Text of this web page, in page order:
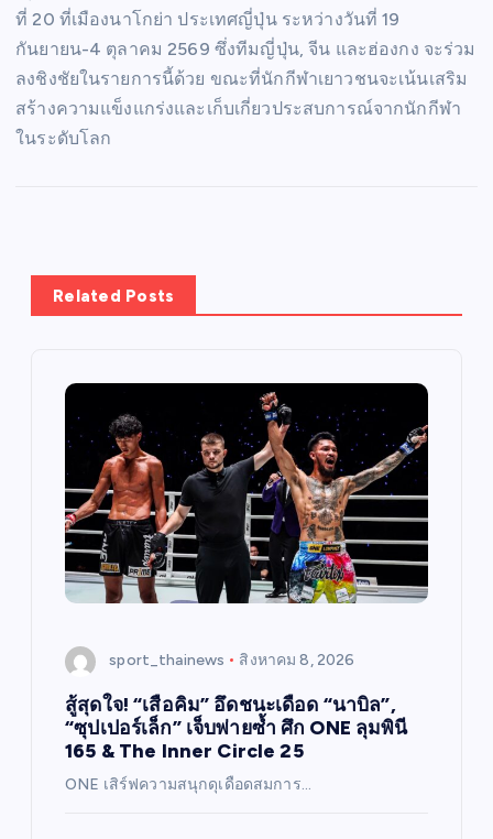
ที่ 20 ที่เมืองนาโกย่า ประเทศญี่ปุ่น ระหว่างวันที่ 19
กันยายน-4 ตุลาคม 2569 ซึ่งทีมญี่ปุ่น, จีน และฮ่องกง จะร่วม
ลงชิงชัยในรายการนี้ด้วย ขณะที่นักกีฬาเยาวชนจะเน้นเสริม
สร้างความแข็งแกร่งและเก็บเกี่ยวประสบการณ์จากนักกีฬา
ในระดับโลก
Related Posts
sport_thainews สิงหาคม 8, 2026
สู้สุดใจ! “เสือคิม” อึดชนะเดือด “นาบิล”,
“ซุปเปอร์เล็ก” เจ็บพ่ายซ้ำ ศึก ONE ลุมพินี
165 & The Inner Circle 25
ONE เสิร์ฟความสนุกดุเดือดสมการ…